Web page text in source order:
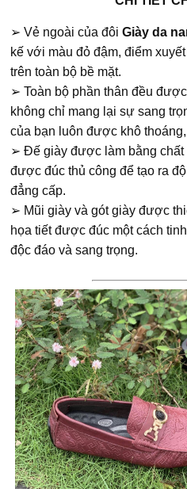
➢ Vẻ ngoài của đôi Giày da
kế với màu đỏ đậm, điểm
trên toàn bộ bề mặt.
➢ Toàn bộ phần thân đều
không chỉ mang lại sự sang
của bạn luôn được khô
➢ Đế giày được làm bằng
được đúc thủ công để tạo ra
đẳng cấp.
➢ Mũi giày và gót giày được
họa tiết được đúc một cách
độc đáo và sang trọng.